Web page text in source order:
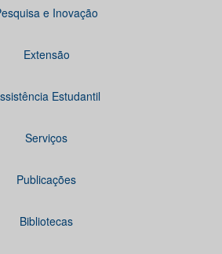
e Inovação
Extensão
Estudantil
Serviços
Publicações
Bibliotecas